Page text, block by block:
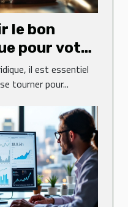
le bon
pour votre
il est essentiel
tourner pour...